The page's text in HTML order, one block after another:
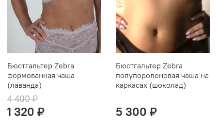
Бюстгальтер Zebra
формованная чаша
(лаванда)
4 400 ₽
1 320 ₽
Бюстгальтер Zebra
полупоролоновая чаша на
каркасах (шоколад)
5 300 ₽